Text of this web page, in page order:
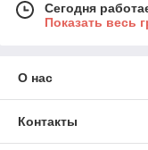
Сегодня
Показать весь
О нас
Контакты